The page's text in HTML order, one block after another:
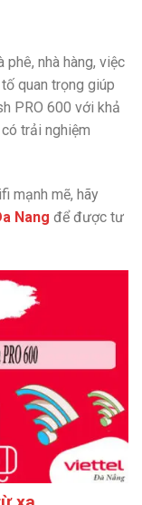
nhà hàng, việc
quan trọng giúp
PRO 600 với khả
trải nghiệm
mạnh mẽ, hãy
Nang để được tư